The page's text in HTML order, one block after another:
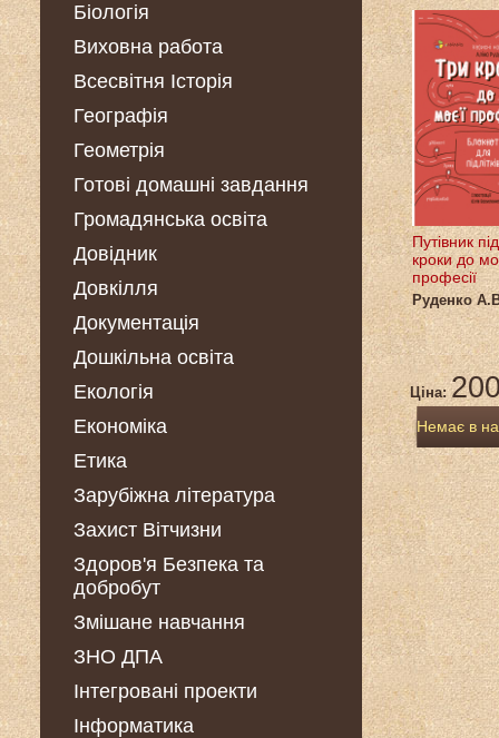
Біологія
Виховна работа
Всесвітня Історія
Географія
Геометрія
Готові домашні завдання
Громадянська освіта
Довідник
Довкілля
Документація
Дошкільна освіта
Екологія
Економіка
Етика
Зарубіжна література
Захист Вітчизни
Здоров'я Безпека та
добробут
Змішане навчання
ЗНО ДПА
Інтегровані проекти
Інформатика
Путівник
кроки до
професії
Руденко
Ціна:
Немає в